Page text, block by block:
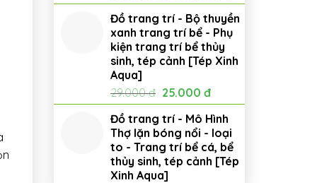
Đồ trang trí - Bộ thuyền
xanh trang trí bể - Phụ
kiện trang trí bể thủy
sinh, tép cảnh [Tép Xinh
Aqua]
29.000đ Giá
gốc
là:
29.000 đ.
25.000 đGiá
hiện
tại
là:
25.000 đ.
Đồ trang trí - Mô Hình
Thợ lặn bóng nổi - loại
to - Trang trí bể cá, bể
thủy sinh, tép cảnh [Tép
Xinh Aqua]